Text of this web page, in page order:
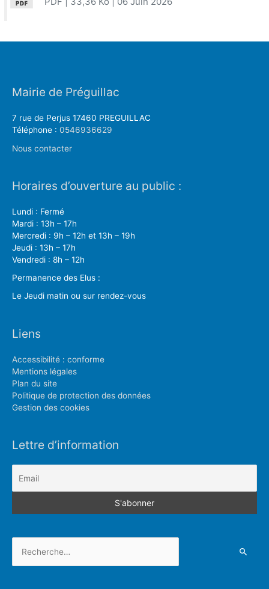
Mairie de Préguillac
7 rue de Perjus 17460 PREGUILLAC
Téléphone : 0546936629
Nous contacter
Horaires d’ouverture au public :
Lundi : Fermé
Mardi : 13h – 17h
Mercredi : 9h – 12h et 13h – 19h
Jeudi : 13h – 17h
Vendredi : 8h – 12h
Permanence des Elus :
Le Jeudi matin ou sur rendez-vous
Liens
Accessibilité : conforme
Mentions légales
Plan du site
Politique de protection des données
Gestion des cookies
Lettre d’information